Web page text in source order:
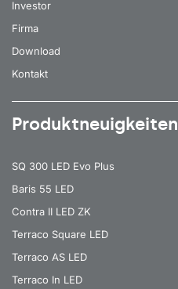
Investor
Firma
Download
Kontakt
Produktneuigkeiten
SQ 300 LED Evo Plus
Baris 55 LED
Contra II LED ZK
Terraco Square LED
Terraco AS LED
Terraco In LED